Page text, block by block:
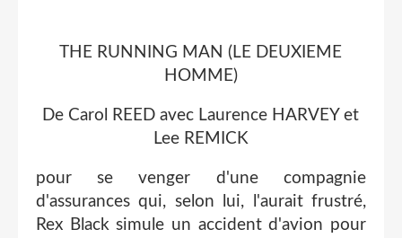
THE RUNNING MAN (LE DEUXIEME
HOMME)
De Carol REED avec Laurence HARVEY et
Lee REMICK
pour se venger d'une compagnie
d'assurances qui, selon lui, l'aurait frustré,
Rex Black simule un accident d'avion pour